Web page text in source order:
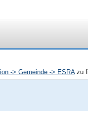
-> Gemeinde -> ESRAzu